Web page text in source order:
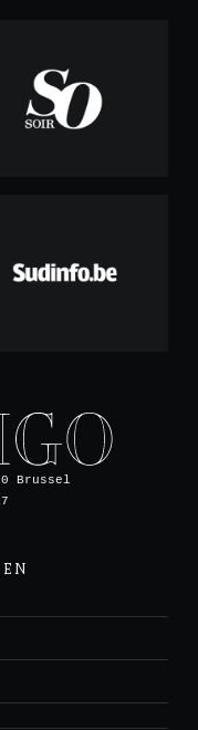
Brussel